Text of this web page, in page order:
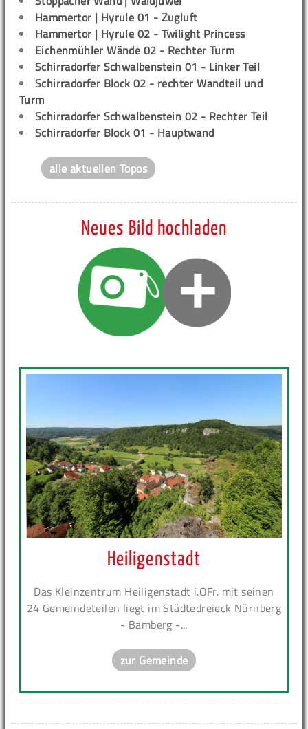
Hammertor | Hyrule 01 - Zugluft
Hammertor | Hyrule 02 - Twilight Princess
Eichenmühler Wände 02 - Rechter Turm
Schirradorfer Schwalbenstein 01 - Linker Teil
Schirradorfer Block 02 - rechter Wandteil und
Turm
Schirradorfer Schwalbenstein 02 - Rechter Teil
Schirradorfer Block 01 - Hauptwand
alle aktuellen Topos
Neues Bild hochladen
Heiligenstadt
Das Kleinzentrum Heiligenstadt i.OFr. mit seinen
24 Gemeindeteilen liegt im Städtedreieck Nürnberg
- Bamberg -...
zur Gemeinde